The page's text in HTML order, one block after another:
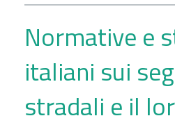
Normative e
italiani sui
stradali e il